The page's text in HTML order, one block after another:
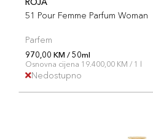
51 Pour Femme Parfum Woman
Parfem
970,00 KM / 50ml
Osnovna cijena 19.400,00 KM / 1 l
Nedostupno